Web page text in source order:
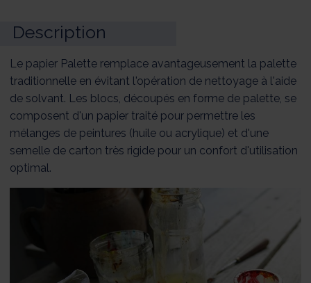
Description
Le papier Palette remplace avantageusement la palette
traditionnelle en évitant l'opération de nettoyage à l'aide
de solvant. Les blocs, découpés en forme de palette, se
composent d'un papier traité pour permettre les
mélanges de peintures (huile ou acrylique) et d'une
semelle de carton très rigide pour un confort d'utilisation
optimal.